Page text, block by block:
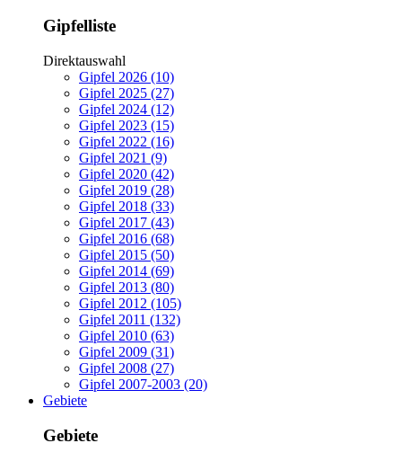
Gipfelliste
Direktauswahl
Gipfel 2026 (10)
Gipfel 2025 (27)
Gipfel 2024 (12)
Gipfel 2023 (15)
Gipfel 2022 (16)
Gipfel 2021 (9)
Gipfel 2020 (42)
Gipfel 2019 (28)
Gipfel 2018 (33)
Gipfel 2017 (43)
Gipfel 2016 (68)
Gipfel 2015 (50)
Gipfel 2014 (69)
Gipfel 2013 (80)
Gipfel 2012 (105)
Gipfel 2011 (132)
Gipfel 2010 (63)
Gipfel 2009 (31)
Gipfel 2008 (27)
Gipfel 2007-2003 (20)
Gebiete
Gebiete